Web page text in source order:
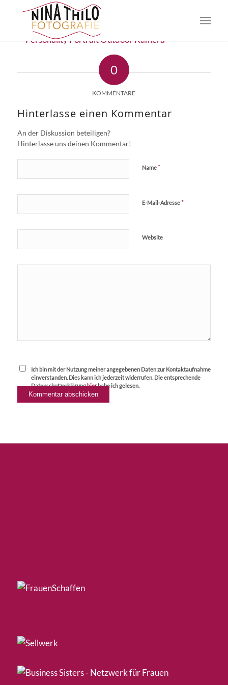
0
KOMMENTARE
Hinterlasse einen Kommentar
An der Diskussion beteiligen?
Hinterlasse uns deinen Kommentar!
Name*
E-Mail-Adresse*
Website
Ich bin mit der Nutzung meiner angegebenen Daten zur Kontaktaufnahme
einverstanden. Dies kann ich jederzeit widerrufen. Die entsprechende
Datenschutzerklärunghierhabe ich gelesen.